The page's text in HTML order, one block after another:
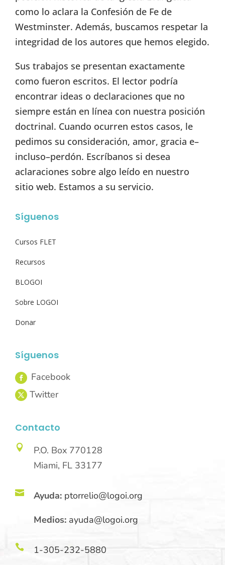
como lo aclara la Confesión de Fe de
Westminster. Además, buscamos respetar la
integridad de los autores que hemos elegido.
Sus trabajos se presentan exactamente
como fueron escritos. El lector podría
encontrar ideas o declaraciones que no
siempre están en línea con nuestra posición
doctrinal. Cuando ocurren estos casos, le
pedimos su consideración, amor, gracia e–
incluso–perdón. Escríbanos si desea
aclaraciones sobre algo leído en nuestro
sitio web. Estamos a su servicio.
Síguenos
Cursos FLET
Recursos
BLOGOI
Sobre LOGOI
Donar
Síguenos
Contacto

P.O. Box 770128
Miami, FL 33177
 Ayuda: ptorrelio@logoi.org
Medios: ayuda@logoi.org
 1-305-232-5880